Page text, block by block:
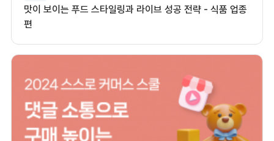
맛이 보이는 푸드 스타일링과 라이브 성공 전략 - 식품 업종
편